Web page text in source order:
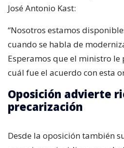
José Antonio Kast:
“Nosotros estamos
cuando se habla de
Esperamos que el ministro
cuál fue el acuerdo con esta
Oposición advierte
precarización
Desde la oposición también